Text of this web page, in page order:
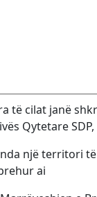
të cilat janë
Qytetare
një territori
ai